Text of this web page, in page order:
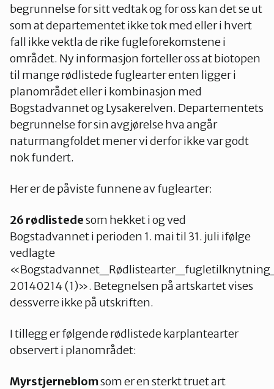
begrunnelse for sitt vedtak og for oss kan det se ut
som at departementet ikke tok med eller i hvert
fall ikke vektla de rike fugleforekomstene i
området. Ny informasjon forteller oss at biotopen
til mange rødlistede fuglearter enten ligger i
planområdet eller i kombinasjon med
Bogstadvannet og Lysakerelven. Departementets
begrunnelse for sin avgjørelse hva angår
naturmangfoldet mener vi derfor ikke var godt
nok fundert.
Her er de påviste funnene av fuglearter:
26 rødlistedesom hekket i og ved
Bogstadvannet i perioden 1. mai til 31. juli ifølge
vedlagte
20140214 (1)». Betegnelsen på artskartet vises
dessverre ikke på utskriften.
I tillegg er følgende rødlistede karplantearter
observert i planområdet:
Myrstjerneblomsom er en sterkt truet art